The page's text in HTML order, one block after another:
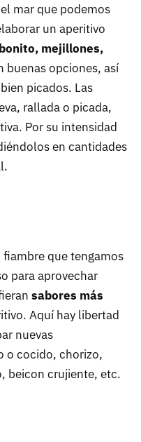
mar que podemos
un aperitivo
mejillones,
buenas opciones, así
picados. Las
rallada o picada,
Por su intensidad
en cantidades
que tengamos
para aprovechar
sabores más
Aquí hay libertad
nuevas
o cocido, chorizo,
beicon crujiente, etc.